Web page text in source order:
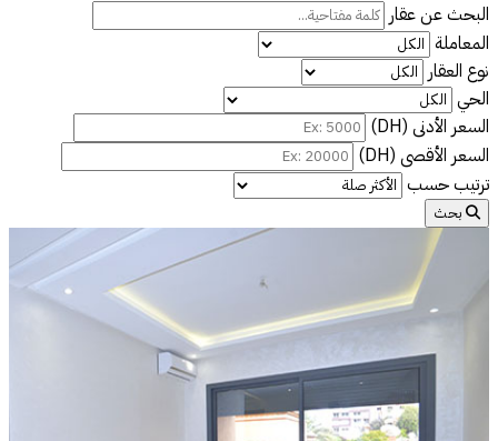
البحث عن عقار
المعاملة
نوع العقار
الحي
السعر الأدنى (DH)
السعر الأقصى (DH)
ترتيب حسب
بحث